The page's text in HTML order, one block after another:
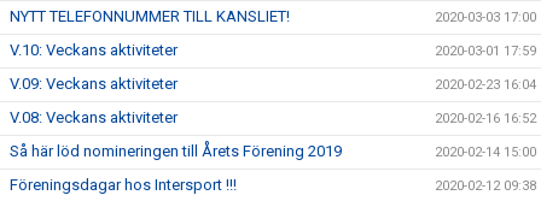
NYTT TELEFONNUMMER TILL KANSLIET! 2020-03-03 17:00
V.10: Veckans aktiviteter 2020-03-01 17:59
V.09: Veckans aktiviteter 2020-02-23 16:04
V.08: Veckans aktiviteter 2020-02-16 16:52
Så här löd nomineringen till Årets Förening 2019 2020-02-14 15:00
Föreningsdagar hos Intersport !!! 2020-02-12 09:38